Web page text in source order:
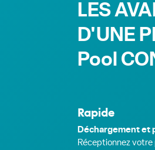
LES
D'UNE
Pool
Rapide
Déchargement et
Réceptionnez